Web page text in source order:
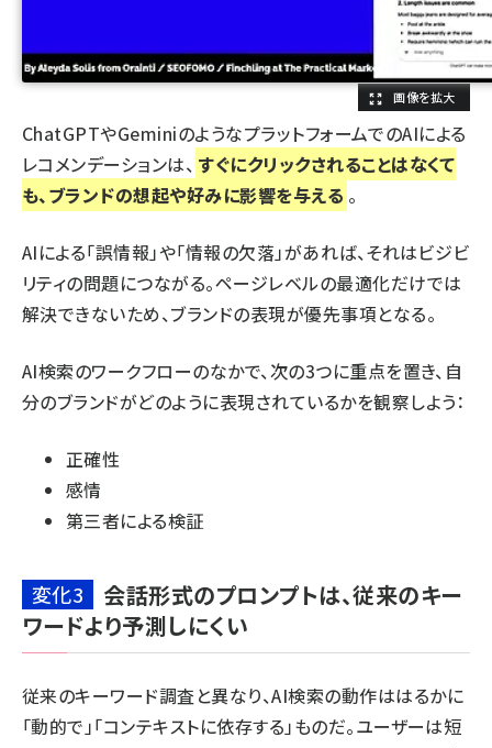
ChatGPTやGeminiのようなプラットフォームでのAIによる
レコメンデーションは、 すぐにクリックされることはなくて
も、ブランドの想起や好みに影響を与える 。
AIによる「誤情報」や「情報の欠落」があれば、それはビジビ
リティの問題につながる。ページレベルの最適化だけでは
解決できないため、ブランドの表現が優先事項となる。
AI検索のワークフローのなかで、次の3つに重点を置き、自
分のブランドがどのように表現されているかを観察しよう：
正確性
感情
第三者による検証
変化3
会話形式のプロンプトは、従来のキー
ワードより予測しにくい
従来のキーワード調査と異なり、AI検索の動作ははるかに
「動的で」「コンテキストに依存する」ものだ。ユーザーは短